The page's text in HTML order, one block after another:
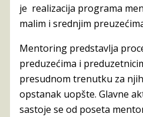
je realizacija programa
malim i srednjim
Mentoring predstavlja
preduzećima i
presudnom trenutku za
opstanak uopšte. Glavne
sastoje se od poseta